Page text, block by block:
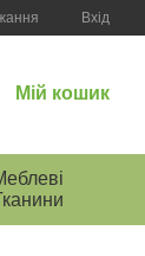
Вхід
Мій кошик